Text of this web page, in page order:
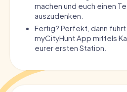
machen und euch einen
auszudenken.
Fertig? Perfekt, dann
myCityHunt App mittels
eurer ersten Station.